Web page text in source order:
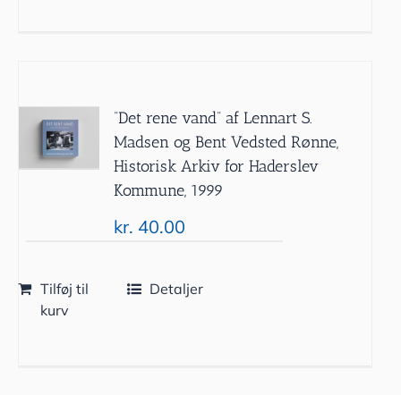
”Det rene vand” af Lennart S.
Madsen og Bent Vedsted Rønne,
Historisk Arkiv for Haderslev
Kommune, 1999
kr. 40.00
Tilføj til
kurv
Detaljer